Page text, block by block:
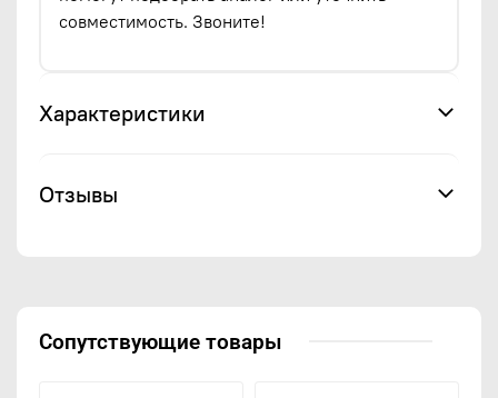
совместимость. Звоните!
Характеристики
Отзывы
Сопутствующие товары